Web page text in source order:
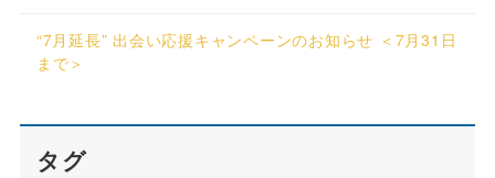
“7月延長” 出会い応援キャンペーンのお知らせ ＜7月31日
まで＞
タグ